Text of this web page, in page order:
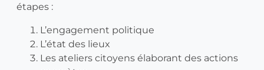
étapes :
L’engagement politique
L’état des lieux
Les ateliers citoyens élaborant des actions